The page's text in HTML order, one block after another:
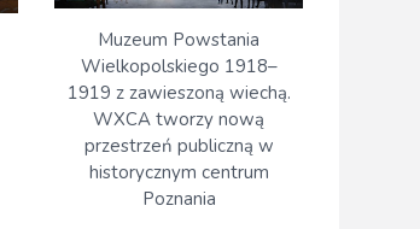
Muzeum Powstania
Wielkopolskiego 1918–
1919 z zawieszoną wiechą.
WXCA tworzy nową
przestrzeń publiczną w
historycznym centrum
Poznania